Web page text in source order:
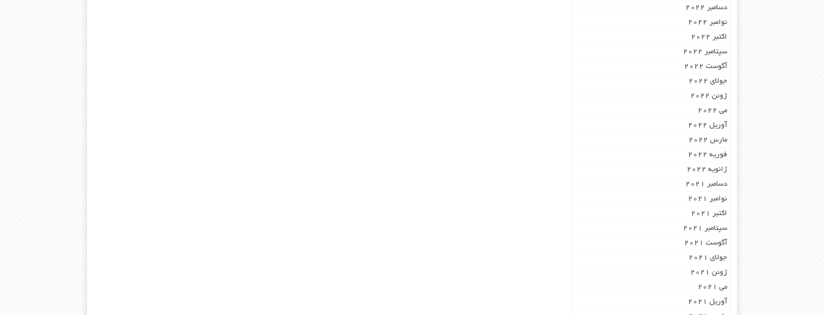
دسامبر 2022
نوامبر 2022
اکتبر 2022
سپتامبر 2022
آگوست 2022
جولای 2022
ژوئن 2022
می 2022
آوریل 2022
مارس 2022
فوریه 2022
ژانویه 2022
دسامبر 2021
نوامبر 2021
اکتبر 2021
سپتامبر 2021
آگوست 2021
جولای 2021
ژوئن 2021
می 2021
آوریل 2021